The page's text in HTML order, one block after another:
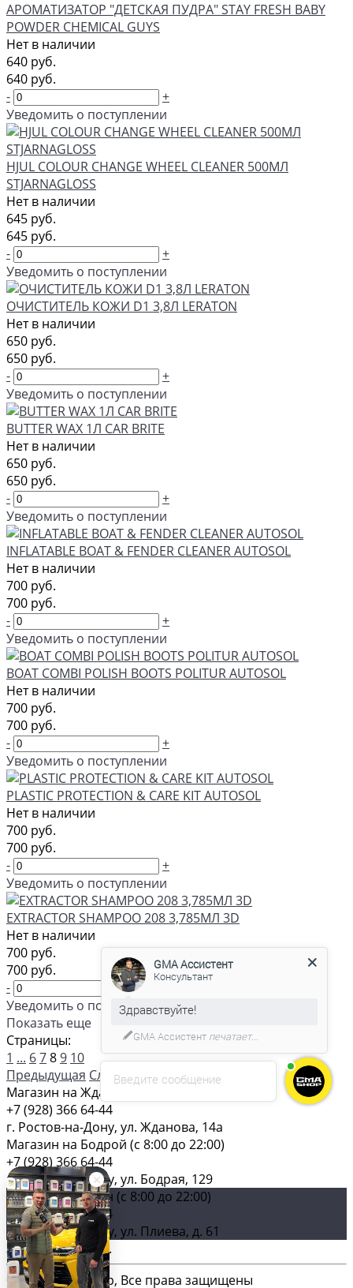
АРОМАТИЗАТОР "ДЕТСКАЯ ПУДРА" STAY FRESH BABY
POWDER CHEMICAL GUYS
Нет в наличии
640 руб.
640 руб.
-
+
Уведомить о поступлении
HJUL COLOUR CHANGE WHEEL CLEANER 500МЛ
STJARNAGLOSS
Нет в наличии
645 руб.
645 руб.
-
+
Уведомить о поступлении
ОЧИСТИТЕЛЬ КОЖИ D1 3,8Л LERATON
Нет в наличии
650 руб.
650 руб.
-
+
Уведомить о поступлении
BUTTER WAX 1Л CAR BRITE
Нет в наличии
650 руб.
650 руб.
-
+
Уведомить о поступлении
INFLATABLE BOAT & FENDER CLEANER AUTOSOL
Нет в наличии
700 руб.
700 руб.
-
+
Уведомить о поступлении
BOAT COMBI POLISH BOOTS POLITUR AUTOSOL
Нет в наличии
700 руб.
700 руб.
-
+
Уведомить о поступлении
PLASTIC PROTECTION & CARE KIT AUTOSOL
Нет в наличии
700 руб.
700 руб.
-
+
Уведомить о поступлении
EXTRACTOR SHAMPOO 208 3,785МЛ 3D
Нет в наличии
700 руб.
700 руб.
-
Уведомить о поступлении
Показать еще
Страницы:
1 ... 6789 10
Предыдущая Следующая
Магазин на Жданова (c 8:00 до 22:00)
+7 (928) 366 64-44
г. Ростов-на-Дону, ул. Жданова, 14а
Магазин на Бодрой (c 8:00 до 22:00)
+7 (928) 366 64-44
г. Ростов-на-Дону, ул. Бодрая, 129
Главный магазин (c 8:00 до 22:00)
+7 (928) 366 64-44
г. Ростов-на-Дону, ул. Плиева, д. 61
Загрузка карты ...
© 2026 GMA-Shop, Все права защищены
Введите сообщение
Консультант
С удовольствием помогу вам в
выборе товара.